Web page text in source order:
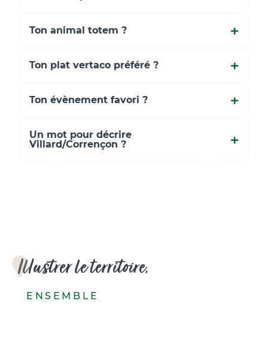
Ton animal totem ?
Ton plat vertaco préféré ?
Ton évènement favori ?
Un mot pour décrire
Villard/Corrençon ?
Illustrer le territoire,
ENSEMBLE